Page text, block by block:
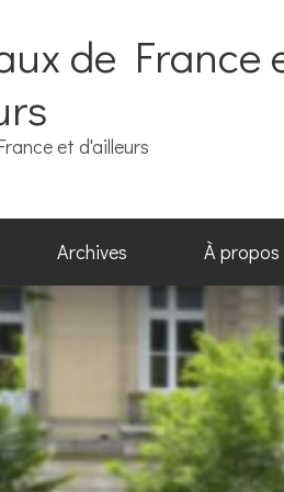
de France
et d'ailleurs
Archives À propos